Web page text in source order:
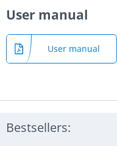
User manual
User manual
Bestsellers: